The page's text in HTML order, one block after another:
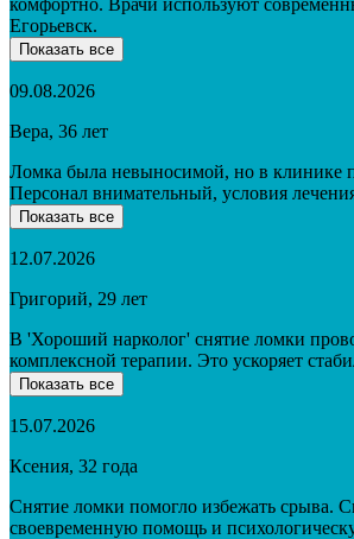
Егорьевск.
Показать все
09.08.2026
Вера, 36 лет
Ломка была невыносимой, но в клинике
Персонал внимательный, условия
Показать все
12.07.2026
Григорий, 29 лет
В 'Хороший нарколог' снятие ломки
комплексной терапии. Это ускоряет
Показать все
15.07.2026
Ксения, 32 года
Снятие ломки помогло избежать срыва.
своевременную помощь и